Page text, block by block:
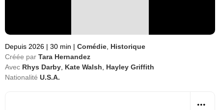
Depuis 2026 | 30 min | Comédie Historique
Créée par Tara Hernandez
Avec Rhys Darby Kate Walsh
Hayley Griffith
Nationalité U.S.A.